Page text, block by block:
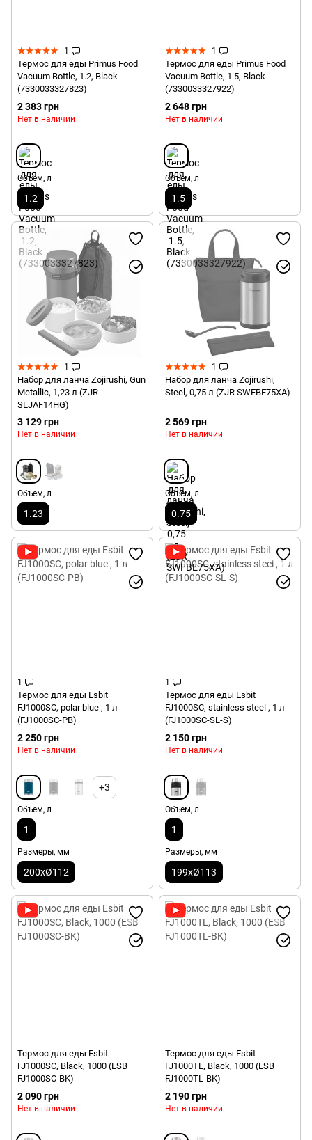
1
Термос для еды Primus Food
Vacuum Bottle, 1.2, Black
(7330033327823)
2 383 грн
Нет в наличии
Объем, л
1.2
1
Термос для еды Primus Food
Vacuum Bottle, 1.5, Black
(7330033327922)
2 648 грн
Нет в наличии
Объем, л
1.5
1
Набор для ланча Zojirushi, Gun
Metallic, 1,23 л (ZJR
SLJAF14HG)
3 129 грн
Нет в наличии
Объем, л
1.23
1
Набор для ланча Zojirushi,
Steel, 0,75 л (ZJR SWFBE75XA)
2 569 грн
Нет в наличии
Объем, л
0.75
1
Термос для еды Esbit
FJ1000SC, polar blue , 1 л
(FJ1000SC-PB)
2 250 грн
Нет в наличии
+3
Объем, л
1
Размеры, мм
200xØ112
1
Термос для еды Esbit
FJ1000SC, stainless steel , 1 л
(FJ1000SC-SL-S)
2 150 грн
Нет в наличии
Объем, л
1
Размеры, мм
199xØ113
Термос для еды Esbit
FJ1000SC, Black, 1000 (ESB
FJ1000SC-BK)
2 090 грн
Нет в наличии
Термос для еды Esbit
FJ1000TL, Black, 1000 (ESB
FJ1000TL-BK)
2 190 грн
Нет в наличии